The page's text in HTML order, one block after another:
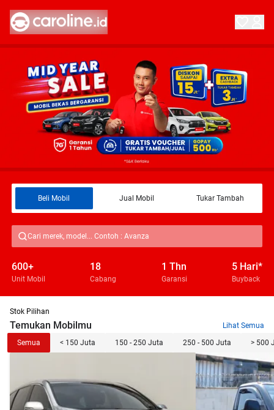
Beli Mobil Jual Mobil Tukar Tambah
Cari merek, model... Contoh : Avanza
600+
Unit Mobil
18
Cabang
1 Thn
Garansi
5 Hari*
Buyback
Stok Pilihan
Temukan Mobilmu
Lihat Semua
Semua
< 150 Juta 150 - 250 Juta 250 - 500 Juta > 500